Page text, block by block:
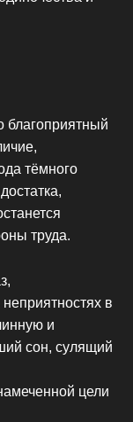
благоприятный
тёмного
труда.
в
и
сон, сулящий
цели